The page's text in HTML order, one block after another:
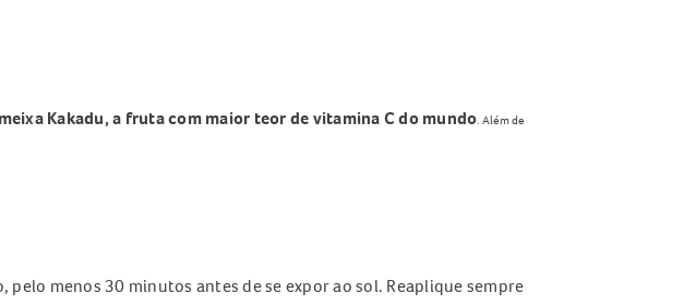
Kakadu, a fruta com maior teor de vitamina C do mundo. Além de
menos 30 minutos antes de se expor ao sol. Reaplique sempre